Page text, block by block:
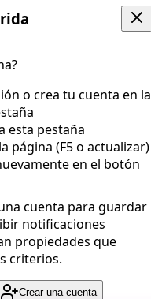
o crea tu cuenta en la
esta pestaña
página (F5 o actualizar)
en el botón
cuenta para guardar
notificaciones
propiedades que
criterios.
Crear una cuenta